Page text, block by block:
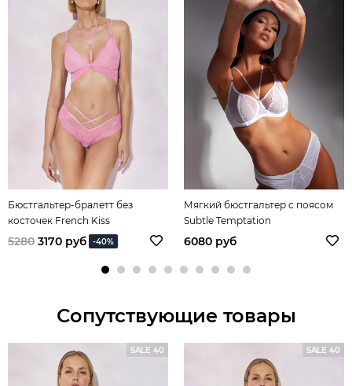
Бюстгальтер-бралетт без
косточек French Kiss
5280 3170 руб -40%
Мягкий бюстгальтер с поясом
Subtle Temptation
6080 руб
Сопутствующие товары
SALE 40 SALE 40